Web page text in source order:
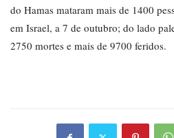
do Hamas mataram mais de 1400
em Israel, a 7 de outubro; do lado
2750 mortes e mais de 9700 feridos.